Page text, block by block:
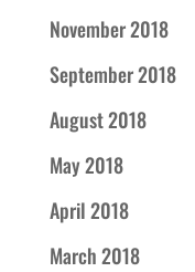
November 2018
September 2018
August 2018
May 2018
April 2018
March 2018